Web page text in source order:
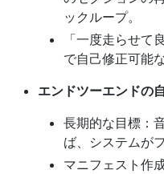
ックループ。
「一度走らせて
で自己修正可能
エンドツーエンドの
長期的な目標：
ば、システムが
マニフェスト